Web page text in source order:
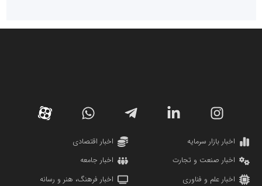
دانشگاه سئوی ایران
مریم حاج نوروز نظری
اخبار بازار سرمایه
اخبار اقتصادی
اخبار صنعت و تجارت
اخبار جامعه
اخبار علم و فناوری
اخبار فرهنگ، هنر و رسانه